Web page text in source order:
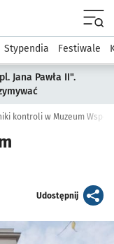
Kultura
Stypendia Festiwale
Jana Pawła II".
kontroli w Muzeum
Udostępnijartykuł